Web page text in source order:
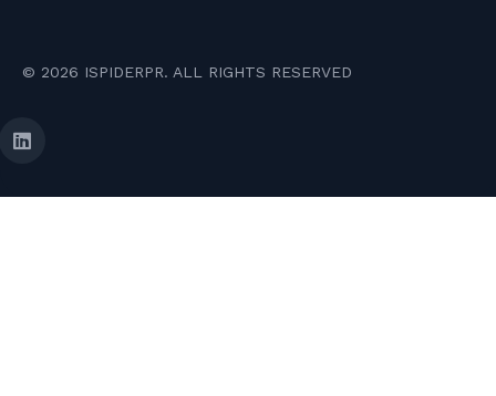
© 2026 ISPIDERPR. ALL RIGHTS RESERVED